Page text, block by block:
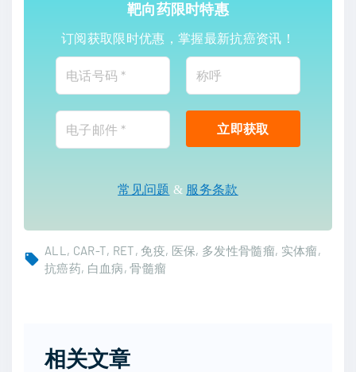
靶向药限时特惠
订阅获取限时优惠，掌握最新抗癌资讯！
常见问题 & 服务条款
ALL CAR-T RET 免疫 医保 多发性骨髓瘤 实体瘤
抗癌药 白血病 骨髓瘤
相关文章